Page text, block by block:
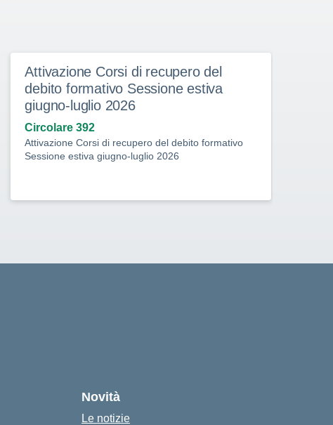
Attivazione Corsi di recupero del
debito formativo Sessione estiva
giugno-luglio 2026
Circolare 392
Attivazione Corsi di recupero del debito formativo
Sessione estiva giugno-luglio 2026
Novità
Le notizie